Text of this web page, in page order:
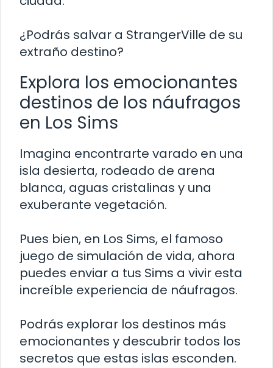
¿Podrás salvar a StrangerVille de su
extraño destino?
Explora los emocionantes
destinos de los náufragos
en Los Sims
Imagina encontrarte varado en una
isla desierta, rodeado de arena
blanca, aguas cristalinas y una
exuberante vegetación.
Pues bien, en Los Sims, el famoso
juego de simulación de vida, ahora
puedes enviar a tus Sims a vivir esta
increíble experiencia de náufragos.
Podrás explorar los destinos más
emocionantes y descubrir todos los
secretos que estas islas esconden.